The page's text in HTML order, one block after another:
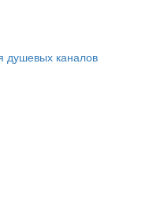
душевых каналов